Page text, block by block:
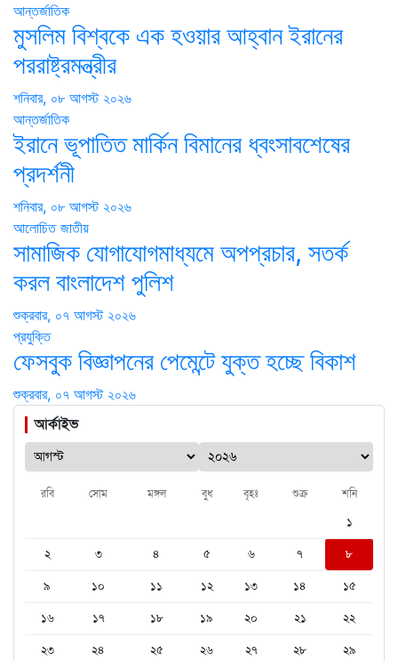
আন্তর্জাতিক
মুসলিম বিশ্বকে এক হওয়ার আহ্বান ইরানের
পররাষ্ট্রমন্ত্রীর
শনিবার, ০৮ আগস্ট ২০২৬
আন্তর্জাতিক
ইরানে ভূপাতিত মার্কিন বিমানের ধ্বংসাবশেষের
প্রদর্শনী
শনিবার, ০৮ আগস্ট ২০২৬
আলোচিত জাতীয়
সামাজিক যোগাযোগমাধ্যমে অপপ্রচার, সতর্ক
করল বাংলাদেশ পুলিশ
শুক্রবার, ০৭ আগস্ট ২০২৬
প্রযুক্তি
ফেসবুক বিজ্ঞাপনের পেমেন্টে যুক্ত হচ্ছে বিকাশ
শুক্রবার, ০৭ আগস্ট ২০২৬
আর্কাইভ
রবি সোম মঙ্গল বুধ বৃহঃ শুক্র শনি
১
২
৩ ৪ ৫ ৬ ৭
৮
৯
১০ ১১ ১২ ১৩ ১৪
১৫
১৬
১৭ ১৮ ১৯ ২০ ২১
২২
২৩
২৪ ২৫ ২৬ ২৭ ২৮ ২৯